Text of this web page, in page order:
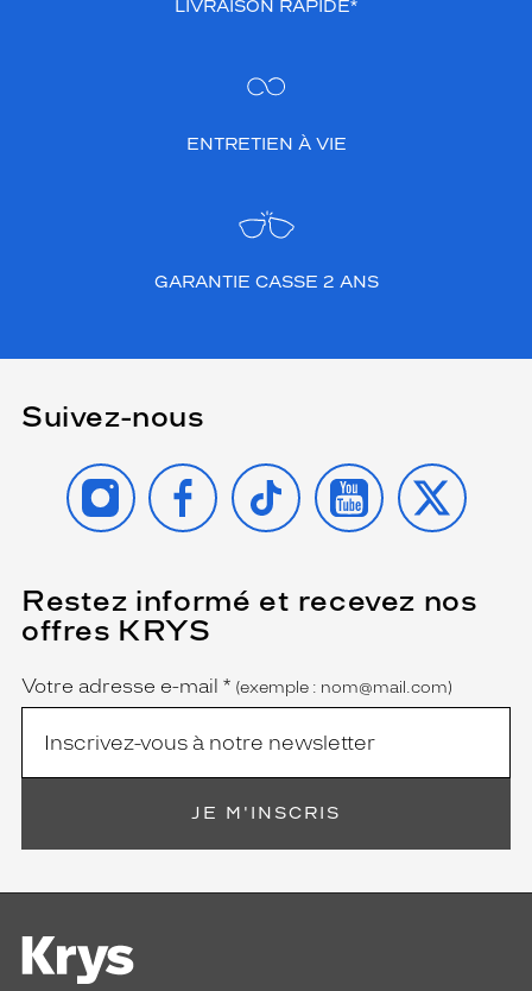
LIVRAISON RAPIDE*
ENTRETIEN À VIE
GARANTIE CASSE 2 ANS
Suivez-nous
INSTAGRAMFACEBOOK
TIKTOK YOUTUBE
X
Restez informé et recevez nos
offres KRYS
Name
Votre adresse e-mail *
(Ce
champ
est
obligatoire)
(exemple : nom@mail.com)
JE M'INSCRIS